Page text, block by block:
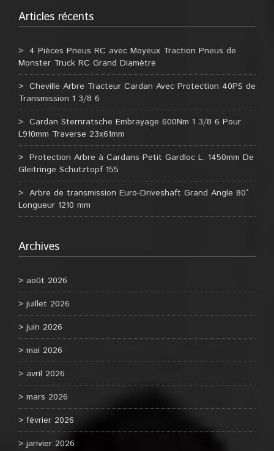
Articles récents
4 Pièces Pneus RC avec Moyeux Traction Pneus de
Monster Truck RC Grand Diamètre
Cheville Arbre Tracteur Cardan Avec Protection 40PS de
Transmission 1 3/8 6
Cardan Sternratsche Embrayage 600Nm 1 3/8 6 Pour
L910mm Traverse 23x61mm
Protection Arbre à Cardans Petit Gardloc L. 1450mm De
Gleitringe Schutztopf 155
Arbre de transmission Euro-Driveshaft Grand Angle 80°
Longueur 1210 mm
Archives
août 2026
juillet 2026
juin 2026
mai 2026
avril 2026
mars 2026
février 2026
janvier 2026